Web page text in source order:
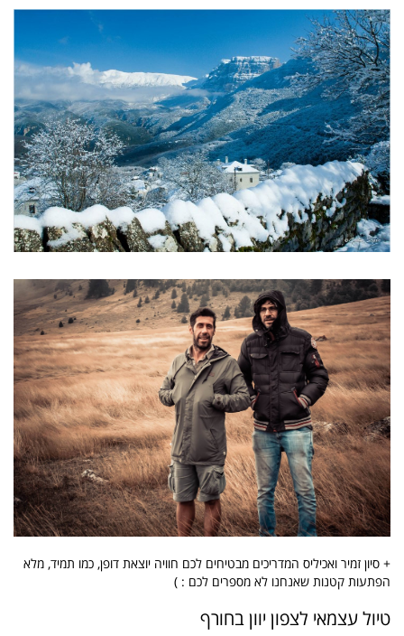
+ סיון זמיר ואכיליס המדריכים מבטיחים לכם חוויה יוצאת דופן, כמו תמיד, מלא
הפתעות קטנות שאנחנו לא מספרים לכם : )
טיול עצמאי לצפון יוון בחורף